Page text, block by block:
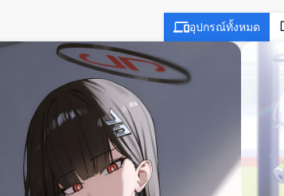
อุปกรณ์ทั้งหมด